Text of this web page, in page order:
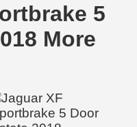
5
More